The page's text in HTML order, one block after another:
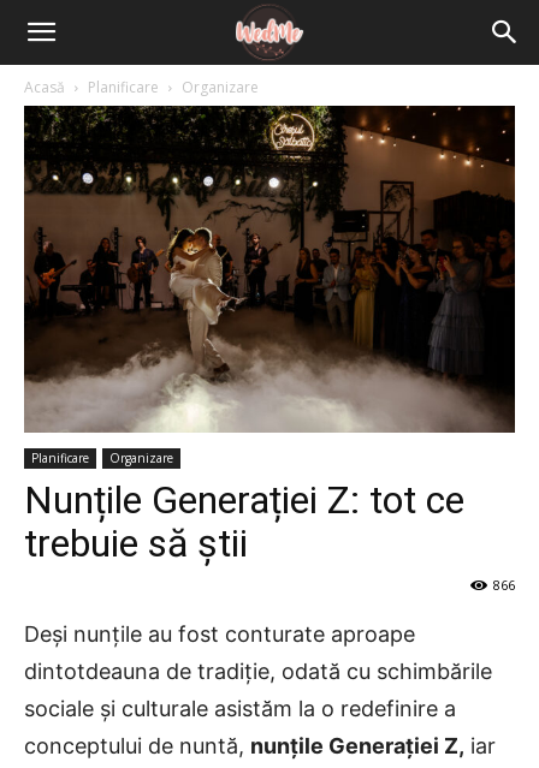
Acasă Planificare Organizare
Planificare Organizare
Nunțile Generației Z: tot ce
trebuie să știi
866
Deși nunțile au fost conturate aproape
dintotdeauna de tradiție, odată cu schimbările
sociale și culturale asistăm la o redefinire a
conceptului de nuntă, nunțile Generației Z, iar